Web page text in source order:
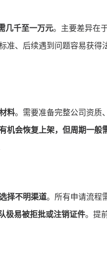
几千至一万元。主要差异在
准、后续遇到问题容易获得
料。需要准备完整公司资质
机会恢复上架，但周期一般
择不明渠道。所有申请流程
极易被拒批或注销证件。提